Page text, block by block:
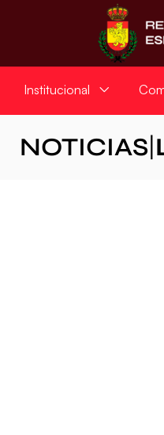
Institucional
NOTICIAS